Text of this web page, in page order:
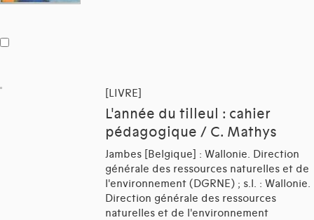
[LIVRE]
L'année du tilleul : cahier
pédagogique / C. Mathys
Jambes [Belgique] : Wallonie. Direction
générale des ressources naturelles et de
l'environnement (DGRNE) ; s.l. : Wallonie.
Direction générale des ressources
naturelles et de l'environnement